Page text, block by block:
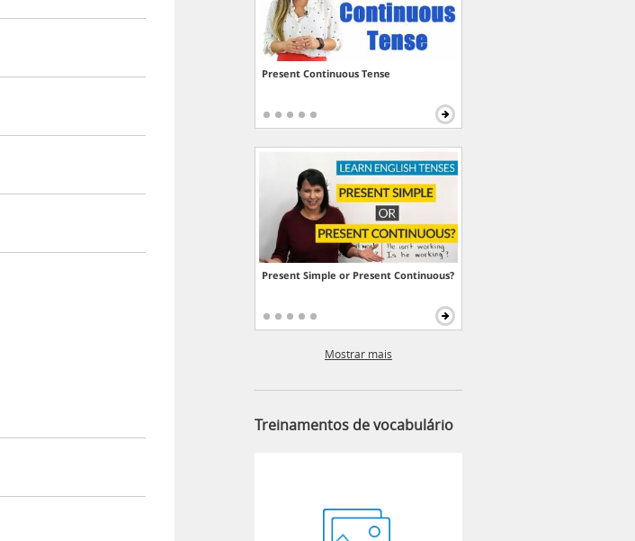
Present Continuous Tense
Present Simple or Present Continuous?
Mostrar mais
Treinamentos de vocabulário